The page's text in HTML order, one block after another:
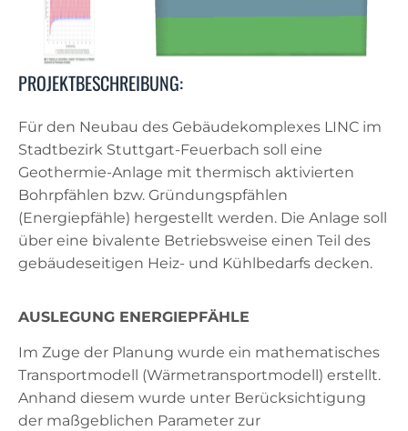
PROJEKTBESCHREIBUNG:
Für den Neubau des Gebäudekomplexes LINC im
Stadtbezirk Stuttgart-Feuerbach soll eine
Geothermie-Anlage mit thermisch aktivierten
Bohrpfählen bzw. Gründungspfählen
(Energiepfähle) hergestellt werden. Die Anlage soll
über eine bivalente Betriebsweise einen Teil des
gebäudeseitigen Heiz- und Kühlbedarfs decken.
AUSLEGUNG ENERGIEPFÄHLE
Im Zuge der Planung wurde ein mathematisches
Transportmodell (Wärmetransportmodell) erstellt.
Anhand diesem wurde unter Berücksichtigung
der maßgeblichen Parameter zur